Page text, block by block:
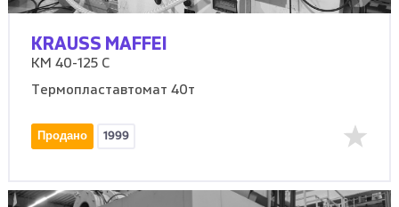
KRAUSS MAFFEI
KM 40-125 C
Термопластавтомат 40т
Продано 1999